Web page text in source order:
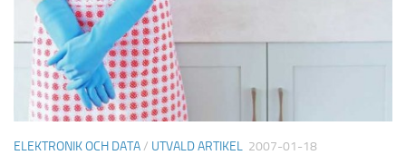
ELEKTRONIK OCH DATA/ UTVALD ARTIKEL 2007-01-18